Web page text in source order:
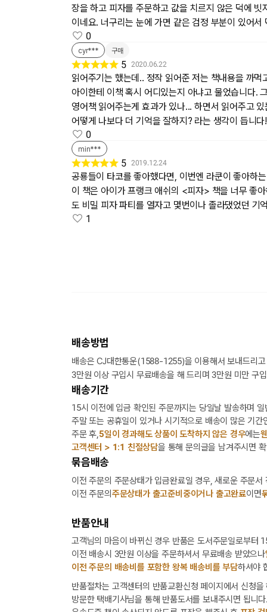
장을 하고 피자를 주문하고 값을 치르지 않은 덕에
이네요. 너구리는 눈에 가면 같은 검정 부분이 있어
0
cyr*** 구매
5 2020.06.22
읽어주기는 했는데.. 정작 읽어준 저는 책내용을 까
아이한테 이책 혹시 어디있는지 아냐고 물었습니다.
영어책 읽어주는게 효과가 있나... 하면서 읽어주고
어떻게 나보다 더 기억을 잘하지? 라는 생각이 듭니다!
0
min***
5 2019.12.24
공룡들이 타코를 좋아했다면, 이번엔 라쿤이 좋아하
이 책은 아이가 프랭크 애쉬의 <피자> 책을 너무 좋
도 비밀 피자 파티를 열자고 몇번이나 졸라댔었던 기
1
배송방법
배송은 CJ대한통운(1588-1255)을 이용해서 보내드리
3만원 이상 구입시 무료배송을 해 드리며 3만원 미만 구
배송기간
15시 이전에 입금 확인된 주문까지는 당일날 발송하며
주말 또는 공휴일이 있거나 시기적으로 배송이 많은 기
주문 후,5일이 경과해도 상품이 도착하지 않은 경우에는
고객센터 > 1:1 친절상담을 통해 문의글을 남겨주시면
묶음배송
이전 주문의 주문상태가 입금완료일 경우, 새로운 주문
이전 주문의 주문상태가 출고준비중이거나 출고완료이면
반품안내
고객님의 마음이 바뀌신 경우 반품은 도서주문일로부터
이전 배송시 3만원 이상을 주문하셔서 무료배송 받았으나
이전 주문의 배송비를 포함한 왕복 배송비를 부담하셔야
반품절차는 고객센터의 반품교환신청 페이지에서 신청
방문한 택배기사님을 통해 반품도서를 보내주시면 됩니